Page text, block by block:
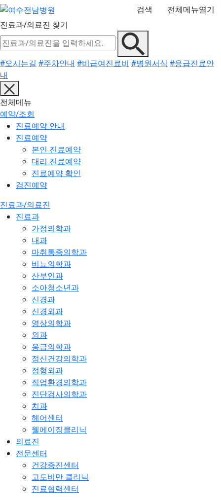
검색
전체메뉴열기
진료과/의료진 찾기
#오시는길 #주차안내 #비급여진료비 #병원서식 #응급진료안
내
전체메뉴
예약/조회
진료예약 안내
진료예약
본인 진료예약
대리 진료예약
진료예약 확인
검진예약
진료과/의료진
진료과
가정의학과
내과
마취통증의학과
비뇨의학과
산부인과
소아청소년과
신경과
신경외과
영상의학과
외과
응급의학과
정신건강의학과
정형외과
직업환경의학과
진단검사의학과
치과
헤어센터
웰에이징클리닉
의료진
전문센터
건강증진센터
고도비만 클리닉
진료협력센터